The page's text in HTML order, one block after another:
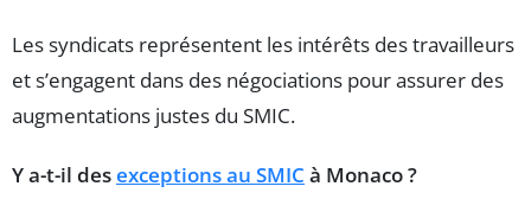
Les syndicats représentent les intérêts des travailleurs
et s’engagent dans des négociations pour assurer des
augmentations justes du SMIC.
Y a-t-il desexceptions au SMIC à Monaco ?